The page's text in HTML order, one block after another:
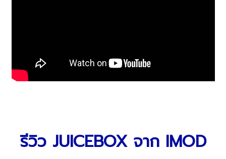
รีวิว JUICEBOX จาก IMOD